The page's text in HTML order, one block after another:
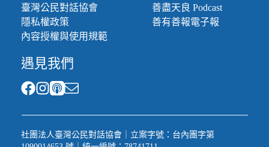
臺灣公民對話協會
隱私權政策
內容授權與使用規範
善盡天良 Podcast
善有善報電子報
遇見我們
社團法人臺灣公民對話協會｜立案字號：台內團字第